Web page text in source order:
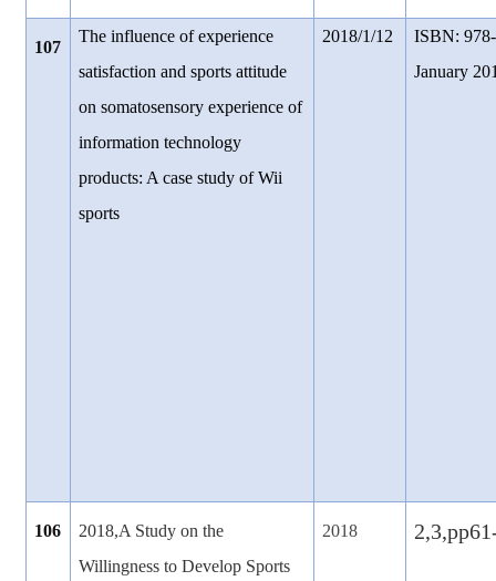
107
The influence of experience
satisfaction and sports attitude
on somatosensory experience of
information technology
products: A case study of Wii
sports
2018/1/12
ISBN:
January
106
2018,A Study on the
Willingness to Develop Sports
2018